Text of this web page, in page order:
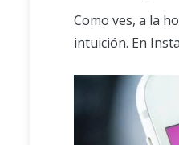
Como ves, a la
intuición. En